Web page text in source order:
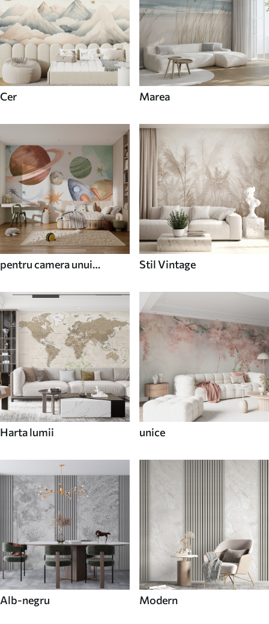
Cer Marea
pentru camera unui
Stil Vintage
Harta lumii unice
Alb-negru Modern